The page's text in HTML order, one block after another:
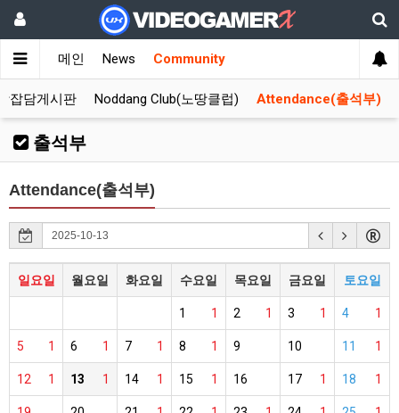
메인 News Community
잡담게시판 Noddang Club(노땅클럽) Attendance(출석부)
출석부
Attendance(출석부)
일요일 월요일 화요일 수요일 목요일 금요일 토요일
1
1 1
2 1
3 1
4
1
5 1
6 1
7 1
8 9 10 1
11
1
12 1
13 1
14 1
15 16 1
17 1
18